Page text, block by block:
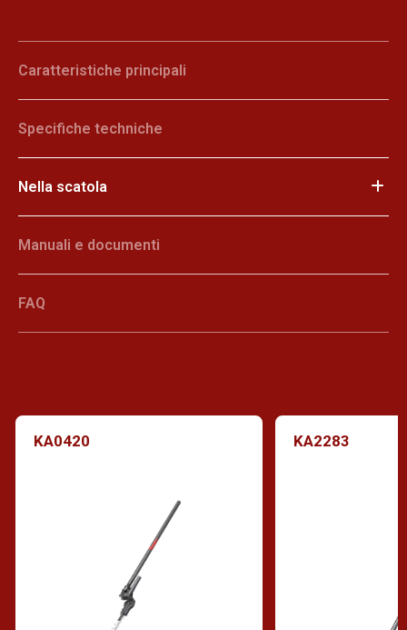
Caratteristiche principali
Specifiche techniche
Nella scatola
Manuali e documenti
FAQ
KA0420 KA2283